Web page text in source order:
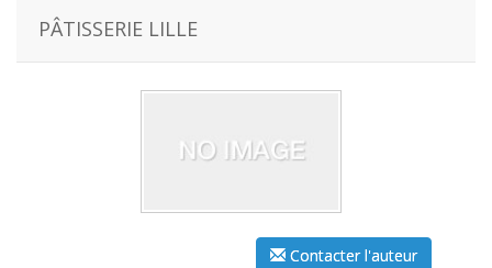
PÂTISSERIE LILLE
Contacter l'auteur